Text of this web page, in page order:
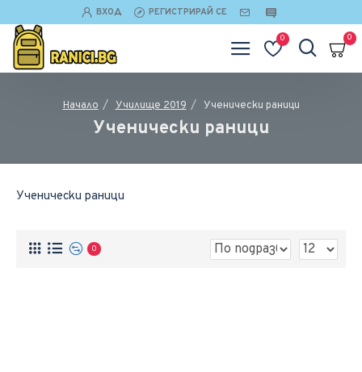
ВХОД РЕГИСТРИРАЙ СЕ
0 0
Начало Училище 2019 Ученически раници
Ученически раници
Ученически раници
0